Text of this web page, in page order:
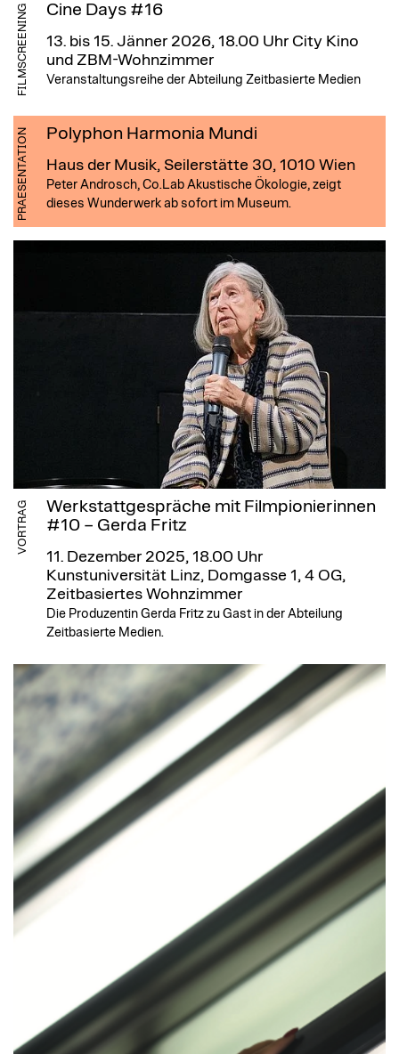
FILMSCREENING Cine Days #16
13. bis 15. Jänner 2026, 18.00 Uhr City Kino
und ZBM-Wohnzimmer
Veranstaltungsreihe der Abteilung Zeitbasierte Medien
PRAESENTATION Polyphon Harmonia Mundi
Haus der Musik, Seilerstätte 30, 1010 Wien
Peter Androsch, Co.Lab Akustische Ökologie, zeigt
dieses Wunderwerk ab sofort im Museum.
VORTRAG
Werkstattgespräche mit Filmpionierinnen
#10 – Gerda Fritz
11. Dezember 2025, 18.00 Uhr
Kunstuniversität Linz, Domgasse 1, 4 OG,
Zeitbasiertes Wohnzimmer
Die Produzentin Gerda Fritz zu Gast in der Abteilung
Zeitbasierte Medien.